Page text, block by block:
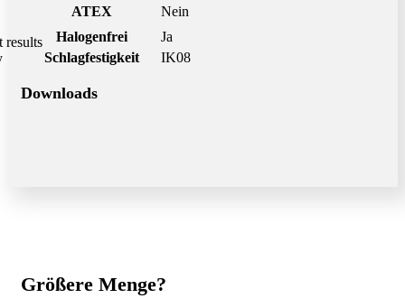
ATEX
Nein
Halogenfrei
Ja
Schlagfestigkeit
IK08
Downloads
results
Größere Menge?